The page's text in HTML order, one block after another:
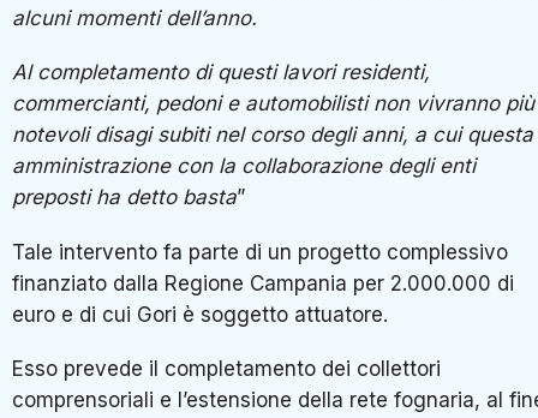
alcuni momenti dell’anno.
Al completamento di questi lavori residenti,
commercianti, pedoni e automobilisti non vivranno
notevoli disagi subiti nel corso degli anni, a cui questa
amministrazione con la collaborazione degli enti
preposti ha detto basta”
Tale intervento fa parte di un progetto complessivo
finanziato dalla Regione Campania per 2.000.000 di
euro e di cui Gori è soggetto attuatore.
Esso prevede il completamento dei collettori
comprensoriali e l’estensione della rete fognaria, al